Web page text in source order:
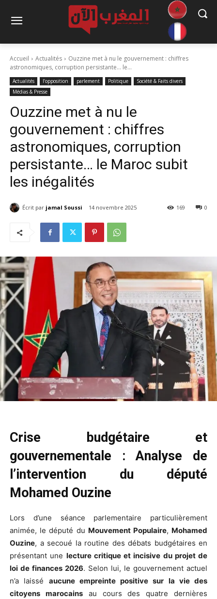
Accueil Actualités
Ouzzine met à nu le gouvernement : chiffres
astronomiques, corruption persistante… le...
Actualités l’opposition parlement Politique
Société & Faits divers
Médias & Presse
Ouzzine met à nu le
gouvernement : chiffres
astronomiques, corruption
persistante… le Maroc subit
les inégalités
Écrit par jamal Soussi 14 novembre 2025 0
169
Crise budgétaire et
gouvernementale : Analyse de
l’intervention du député
Mohamed Ouzine
Lors d’une séance parlementaire particulièrement
animée, le député du Mouvement Populaire, Mohamed
Ouzine, a secoué la routine des débats budgétaires en
présentant une lecture critique et incisive du projet de
loi de finances 2026. Selon lui, le gouvernement actuel
n’a laissé aucune empreinte positive sur la vie des
citoyens marocainsau cours des quatre dernières